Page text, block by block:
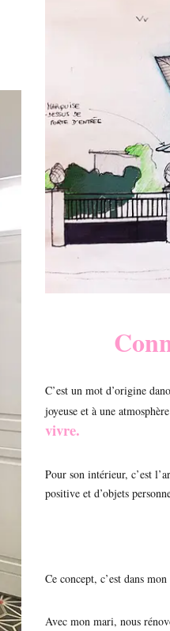
C’est un mot d’origine
joyeuse et à une
vivre.
Pour son intérieur, c’est
positive et d’objets
Ce concept, c’est dans
Avec mon mari, nous